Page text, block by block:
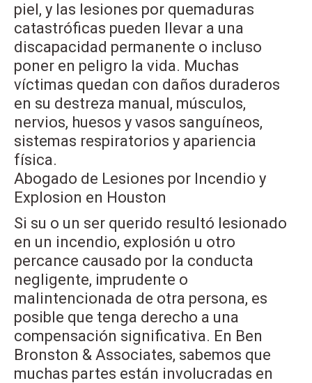
piel, y las lesiones por quemaduras
catastróficas pueden llevar a una
discapacidad permanente o incluso
poner en peligro la vida. Muchas
víctimas quedan con daños duraderos
en su destreza manual, músculos,
nervios, huesos y vasos sanguíneos,
sistemas respiratorios y apariencia
física.
Abogado de Lesiones por Incendio y
Explosion en Houston
Si su o un ser querido resultó lesionado
en un incendio, explosión u otro
percance causado por la conducta
negligente, imprudente o
malintencionada de otra persona, es
posible que tenga derecho a una
compensación significativa. En Ben
Bronston & Associates, sabemos que
muchas partes están involucradas en